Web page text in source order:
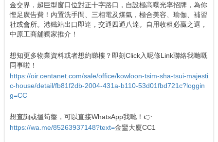
金交界，超巨型窗口位對正十字路口，自設極高曝光率招牌，為你
慳足廣告費！內置洗手間、三相電及煤氣，極合美容、瑜伽、補習
社或會所。港鐵站出口即達，交通四通八達。自用收租必贏之選，
中原工商舖獨家推介！
想知更多物業資料或者想約睇樓？即刻Click入呢條Link聯絡我哋嘅
同事啦！
https://oir.centanet.com/sale/office/kowloon-tsim-sha-tsui-majesti
c-house/detail/fb81f2db-2004-431a-b110-53d01fbd721c?loggin
g=CC
想查詢或搵筍盤，可以直接WhatsApp我哋！👉
https://wa.me/85263937148?text=金鑾大廈CC1